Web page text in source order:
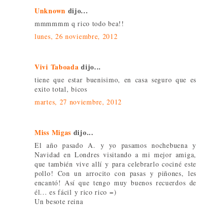
Unknown dijo...
mmmmmm q rico todo bea!!
lunes, 26 noviembre, 2012
Vivi Taboada dijo...
tiene que estar buenisimo, en casa seguro que es
exito total, bicos
martes, 27 noviembre, 2012
Miss Migas dijo...
El año pasado A. y yo pasamos nochebuena y
Navidad en Londres visitando a mi mejor amiga,
que también vive allí y para celebrarlo cociné este
pollo! Con un arrocito con pasas y piñones, les
encantó! Así que tengo muy buenos recuerdos de
él... es fácil y rico rico =)
Un besote reina